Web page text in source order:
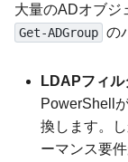
大量のADオブジ
Get-ADGroup の
LDAPフィ
PowerShell
換します。
ーマンス要